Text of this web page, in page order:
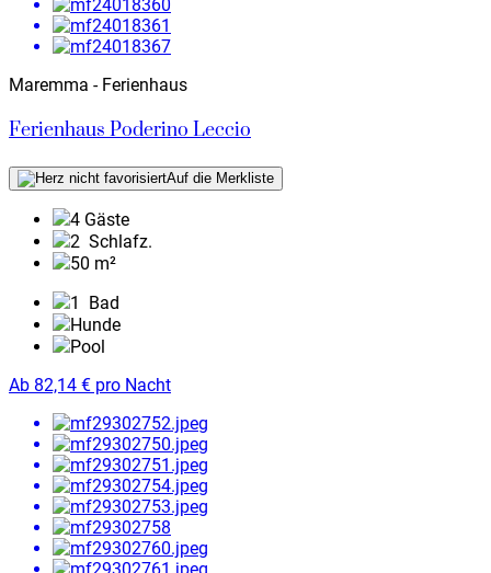
Maremma - Ferienhaus
Ferienhaus Poderino Leccio
Auf die Merkliste
4 Gäste
2 Schlafz.
50 m²
1
Bad
Hunde
Pool
Ab 82,14 € pro Nacht